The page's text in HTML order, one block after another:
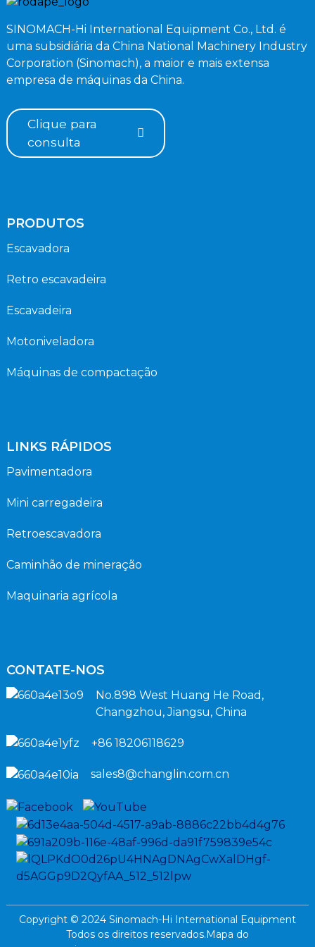
SINOMACH-Hi International Equipment Co., Ltd. é
uma subsidiária da China National Machinery Industry
Corporation (Sinomach), a maior e mais extensa
empresa de máquinas da China.
Clique para
consulta
PRODUTOS
Escavadora
Retro escavadeira
Escavadeira
Motoniveladora
Máquinas de compactação
LINKS RÁPIDOS
Pavimentadora
Mini carregadeira
Retroescavadora
Caminhão de mineração
Maquinaria agrícola
CONTATE-NOS
No.898 West Huang He Road,
Changzhou, Jiangsu, China
+86 18206118629
sales8@changlin.com.cn
Copyright © 2024 Sinomach-Hi International Equipment
Todos os direitos reservados.Mapa do